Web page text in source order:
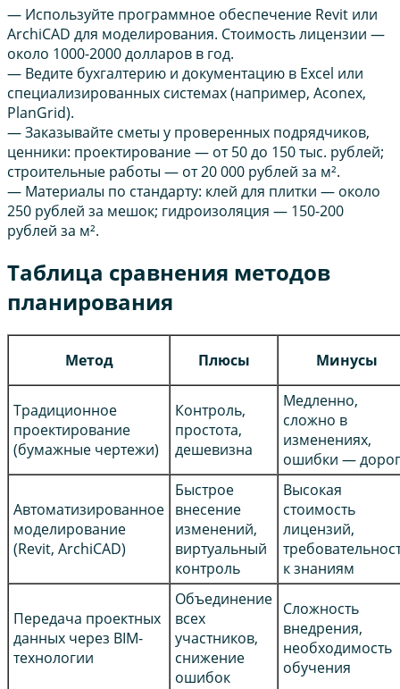
— Используйте программное обеспечение Revit или
ArchiCAD для моделирования. Стоимость лицензии —
около 1000-2000 долларов в год.
— Ведите бухгалтерию и документацию в Excel или
специализированных системах (например, Aconex,
PlanGrid).
— Заказывайте сметы у проверенных подрядчиков,
ценники: проектирование — от 50 до 150 тыс. рублей;
строительные работы — от 20 000 рублей за м².
— Материалы по стандарту: клей для плитки — около
250 рублей за мешок; гидроизоляция — 150-200
рублей за м².
Таблица сравнения методов
планирования
Метод Плюсы Минусы
Традиционное
проектирование
(бумажные чертежи)
Контроль,
простота,
дешевизна
Медленно,
сложно в
изменениях,
ошибки —
Автоматизированное
моделирование
(Revit, ArchiCAD)
Быстрое
внесение
изменений,
виртуальный
контроль
Высокая
стоимость
лицензий,
к знаниям
Передача проектных
данных через BIM-
технологии
Объединение
всех
участников,
снижение
ошибок
Сложность
внедрения,
необходимость
обучения